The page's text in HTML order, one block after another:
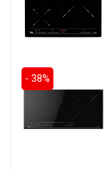
- 38%